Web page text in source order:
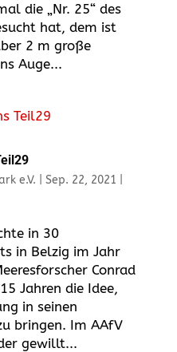
die „Nr. 25“ des
hat, dem ist
2 m große
Auge...
e.V. Sep. 22, 2021
in 30
in Belzig im Jahr
Conrad
Jahren die Idee,
in seinen
bringen. Im AAfV
gewillt...